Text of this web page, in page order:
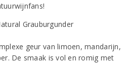
geur van limoen, mandarijn,
De smaak is vol en romig met